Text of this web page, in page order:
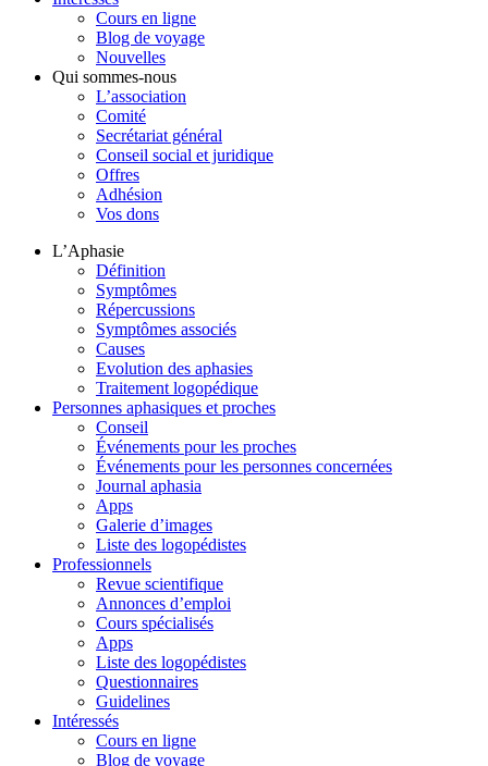
Cours en ligne
Blog de voyage
Nouvelles
Qui sommes-nous
L’association
Comité
Secrétariat général
Conseil social et juridique
Offres
Adhésion
Vos dons
L’Aphasie
Définition
Symptômes
Répercussions
Symptômes associés
Causes
Evolution des aphasies
Traitement logopédique
Personnes aphasiques et proches
Conseil
Événements pour les proches
Événements pour les personnes concernées
Journal aphasia
Apps
Galerie d’images
Liste des logopédistes
Professionnels
Revue scientifique
Annonces d’emploi
Cours spécialisés
Apps
Liste des logopédistes
Questionnaires
Guidelines
Intéressés
Cours en ligne
Blog de voyage